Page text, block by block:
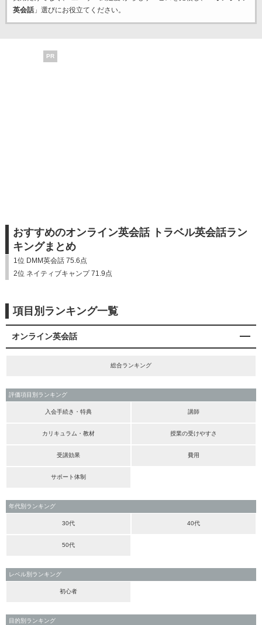
英会話」選びにお役立てください。
PR
おすすめのオンライン英会話 トラベル英会話ラン
キングまとめ
1位 DMM英会話 75.6点
2位 ネイティブキャンプ 71.9点
項目別ランキング一覧
オンライン英会話
総合ランキング
評価項目別ランキング
入会手続き・特典 講師
カリキュラム・教材 授業の受けやすさ
受講効果 費用
サポート体制
年代別ランキング
30代 40代
50代
レベル別ランキング
初心者
目的別ランキング